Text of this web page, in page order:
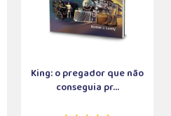
King: o pregador que não
conseguia pr...